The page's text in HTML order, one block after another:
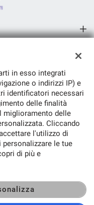
TORNA IN CIMA
-
in esso integrati
o indirizzi IP) e
identificatori necessari
delle finalità
miglioramento delle
Cliccando
l'utilizzo di
le tue
di più e